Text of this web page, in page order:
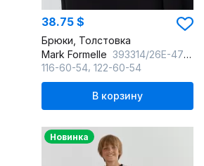
38.75 $
Брюки, Толстовка
Mark Formelle 393314/26Е-47256Ц-7П черный
116-60-54 122-60-54
В корзину
Новинка